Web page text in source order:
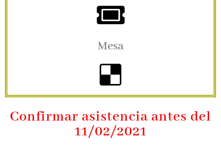
Mesa
Confirmar asistencia antes del
11/02/2021